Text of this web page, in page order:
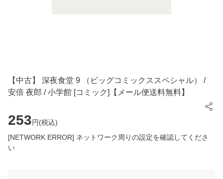
【中古】 深夜食堂 9 （ビッグコミックススペシャル） /
安倍 夜郎 / 小学館 [コミック]【メール便送料無料】
253円(税込)
[NETWORK ERROR] ネットワーク周りの設定を確認してくださ
い